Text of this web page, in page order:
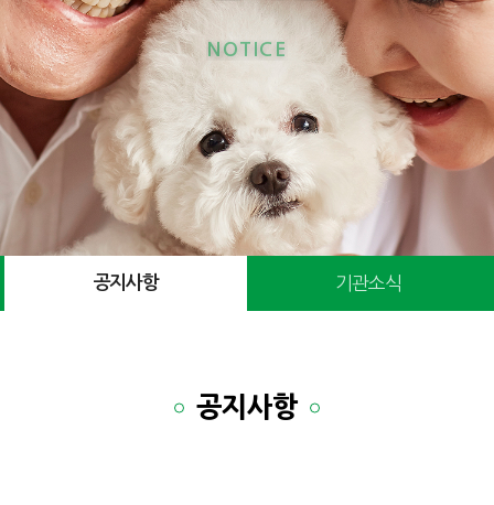
N OT C E
공지사항 기관소식
공지사항